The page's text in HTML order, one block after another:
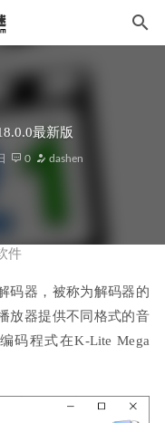
最新版
0 dashen
件
码器，被称为解码器的
放器提供不同格式的音
码程式在K-Lite Mega
Text for Premiere Pro
载地址和安装教程
教程
版-电子相册制作软件